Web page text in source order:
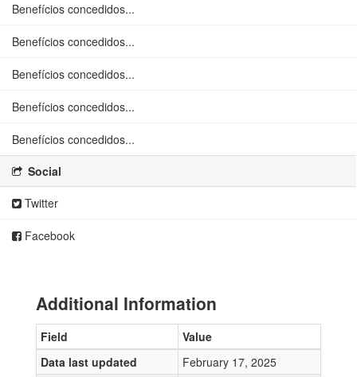
Benefícios concedidos...
Benefícios concedidos...
Benefícios concedidos...
Benefícios concedidos...
Benefícios concedidos...
Social
Twitter
Facebook
Additional Information
Field
Value
Data last updated
February 17, 2025